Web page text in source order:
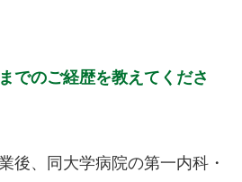
でのご経歴を教えてくださ
後、同大学病院の第一内科・